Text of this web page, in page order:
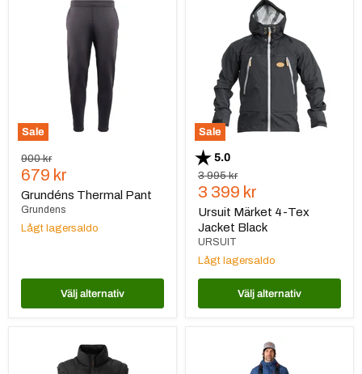
Sale
Ursprungspris
900 kr
Nuvarande
pris
679 kr
Grundéns Thermal Pant
Grundens
Lågt lagersaldo
Välj alternativ
Sale
Jacket
Black
Betyg:
5.0
Ursprungspris
3 995 kr
Nuvarande
pris
3 399 kr
Ursuit Märket 4-Tex
Jacket Black
URSUIT
Lågt lagersaldo
Välj alternativ
Insulation